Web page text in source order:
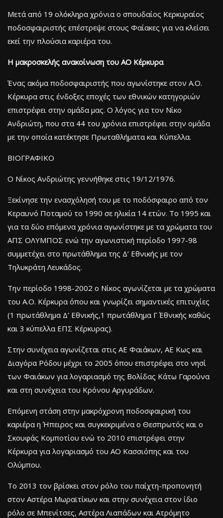
Μετά από 19 ολόκληρα χρόνια ο σπουδαίος Κερκυραίος
ποδοσφαιριστής επέστρεψε στους Φαίακες για να κλείσει
εκεί την πλούσια καριέρα του.
Η μακροσκελής ανακοίνωση του ΑΟ Κέρκυρα
Ένας ακόμα ποδοσφαιριστής που αγωνίστηκε στον Α.Ο.
Κέρκυρα στις ένδοξες εποχές των εθνικών κατηγοριών
επιστρέφει στην ομάδα μας. Ο λόγος για τον Νίκο
Ανδριώτη, που στα 44 του χρόνια επιστρέφει στην ομάδα
με την οποία κατέκτησε Πρωταθλήματα και Κύπελλα.
ΒΙΟΓΡΑΦΙΚΟ
Ο Νίκος Ανδριώτης γεννήθηκε στις 19/12/1976.
Ξεκίνησε την ενασχόλησή του με το ποδόσφαιρο από τον
Κεραυνό Ποταμού το 1990 σε ηλικία 14 ετών. Το 1995 και
για τα δύο επόμενα χρόνια αγωνίστηκε με τα χρώματα του
ΑΠΣ ΟΛΥΜΠΟΣ ενώ την αγωνιστική περίοδο 1997-98
συμμετέχει στο πρωτάθλημα της Δ’ Εθνικής με τον
Τηλυκράτη Λευκάδος.
Την περίοδο 1998-2002 ο Νίκος αγωνίζεται με τα χρώματα
του Α.Ο. Κέρκυρα όπου και γνωρίζει σημαντικές επιτυχίες
(1 πρωτάθλημα Δ’ Εθνικής,1 πρωτάθλημα Γ΄ Εθνικής καθώς
και 3 κύπελλα ΕΠΣ Κέρκυρας).
Στην συνέχεια αγωνίζεται στις ΑΕ Φαιάκων, ΑΕ Κως και
Διαγόρα Ρόδου μέχρι το 2005 όπου επιστρέφει στο νησί
των Φαιάκων για λογαριασμό της Βολίδας Κάτω Γαρούνα
και στη συνέχεια του Κρόνου Αργυράδων.
Επόμενη στάση στην μακρόχρονη ποδοσφαιρική του
καριέρα η Ήπειρος και συγκεκριμένα ο Θεσπρωτός και ο
Σκουφάς Κομποτίου ενώ το 2010 επιστρέφει στην
Κέρκυρα για λογαριασμό του ΑΟ Κασσιόπης και του
Ολύμπου.
Το 2013 τον βρίσκει στον ρόλο του παίχτη-προπονητή
στον Αστέρα Μωραϊτίκων και στην συνέχεια στον ίδιο
ρόλο σε Μπενίτσες, Αστέρα Λιαπάδων και Ατρόμητο